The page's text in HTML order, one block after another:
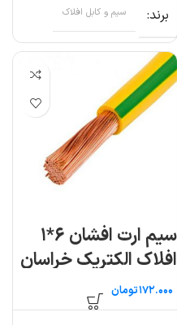
برند سیم و کابل افلاک
سیم ارت افشان ۶*۱
افلاک الکتریک خراسان
(متری)
تومان